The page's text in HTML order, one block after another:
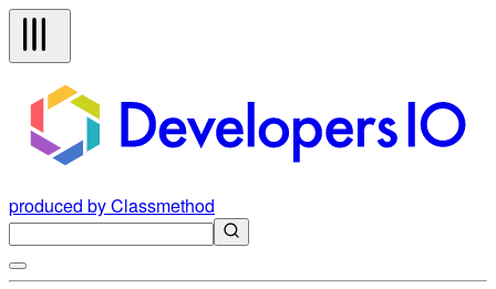
produced by Classmethod